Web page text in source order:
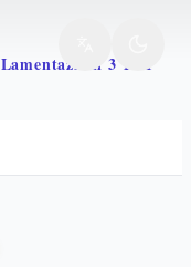
Lamentazioni 3 1 21